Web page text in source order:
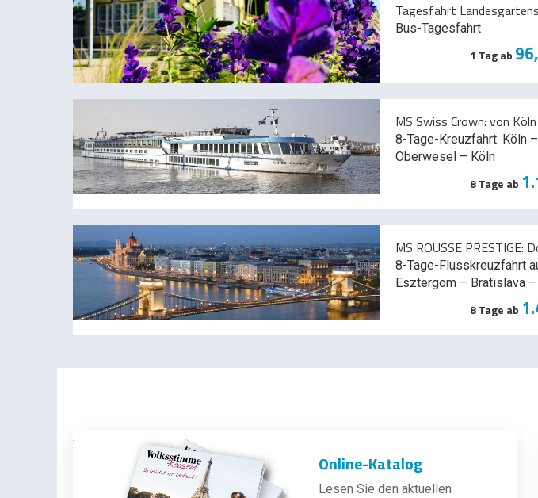
Tagesfahrt
Bus-Tagesfahrt
1 Tag ab
MS Swiss Crown: von
8-Tage-Kreuzfahrt: Köln
Oberwesel – Köln
8 Tage ab
MS ROUSSE
8-Tage-Flusskreuzfahrt
Esztergom – Bratislava
8 Tage ab
Online-Katalog
Lesen Sie den aktuellen